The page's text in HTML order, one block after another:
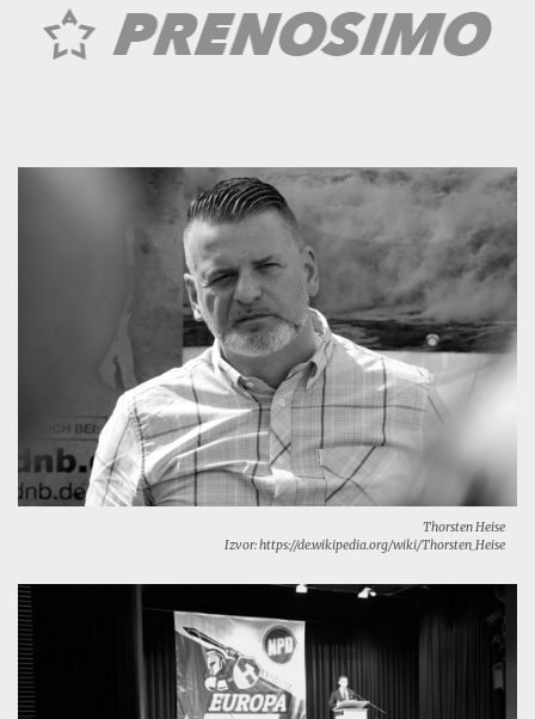
Thorsten Heise
Izvor: https://de.wikipedia.org/wiki/Thorsten_Heise